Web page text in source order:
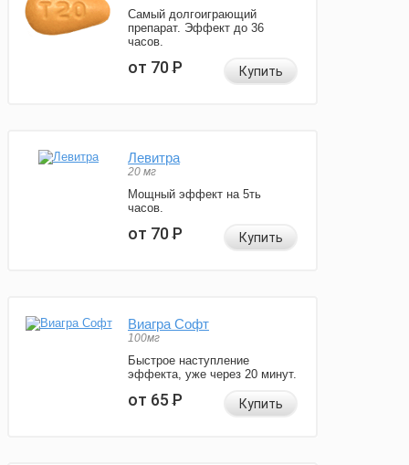
Самый долгоиграющий
препарат. Эффект до 36
часов.
от 70Р Купить
Левитра
20 мг
Мощный эффект на 5ть
часов.
от 70Р Купить
Виагра Софт
100мг
Быстрое наступление
эффекта, уже через 20 минут.
от 65Р Купить